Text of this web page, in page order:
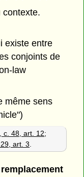
contexte.
existe entre
conjoints de
law
même sens
c. 48, art. 12;
art. 3